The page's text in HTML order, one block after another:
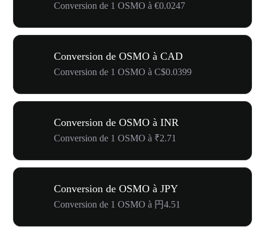
Conversion de 1 OSMO à €0.0247
Conversion de OSMO à CAD
Conversion de 1 OSMO à C$0.0399
Conversion de OSMO à INR
Conversion de 1 OSMO à ₹2.71
Conversion de OSMO à JPY
Conversion de 1 OSMO à 円4.51